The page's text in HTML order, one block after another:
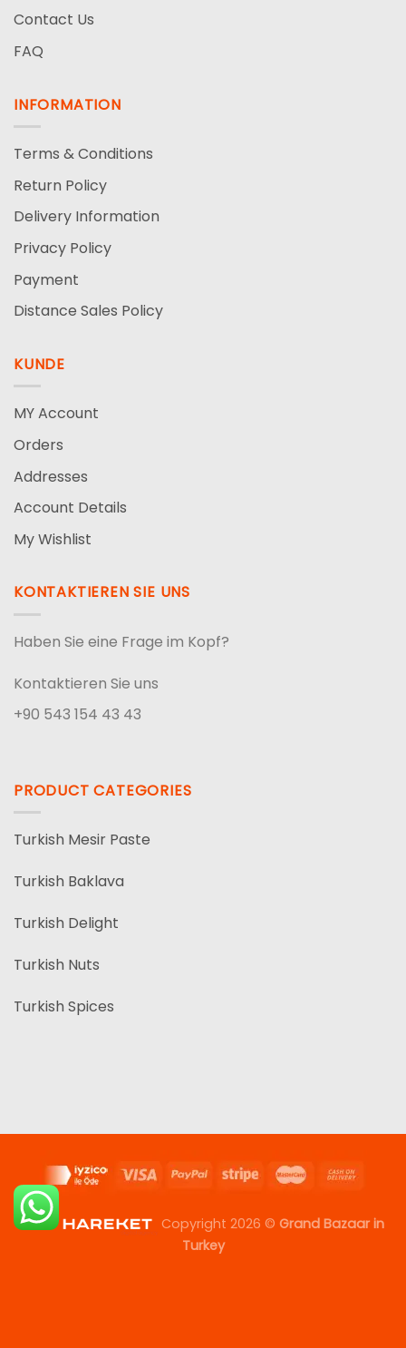
Contact Us
FAQ
INFORMATION
Terms & Conditions
Return Policy
Delivery Information
Privacy Policy
Payment
Distance Sales Policy
KUNDE
MY Account
Orders
Addresses
Account Details
My Wishlist
KONTAKTIEREN SIE UNS
Haben Sie eine Frage im Kopf?
Kontaktieren Sie uns
+90 543 154 43 43
PRODUCT CATEGORIES
Turkish Mesir Paste
Turkish Baklava
Turkish Delight
Turkish Nuts
Turkish Spices
Copyright 2026 © Grand Bazaar in
Turkey